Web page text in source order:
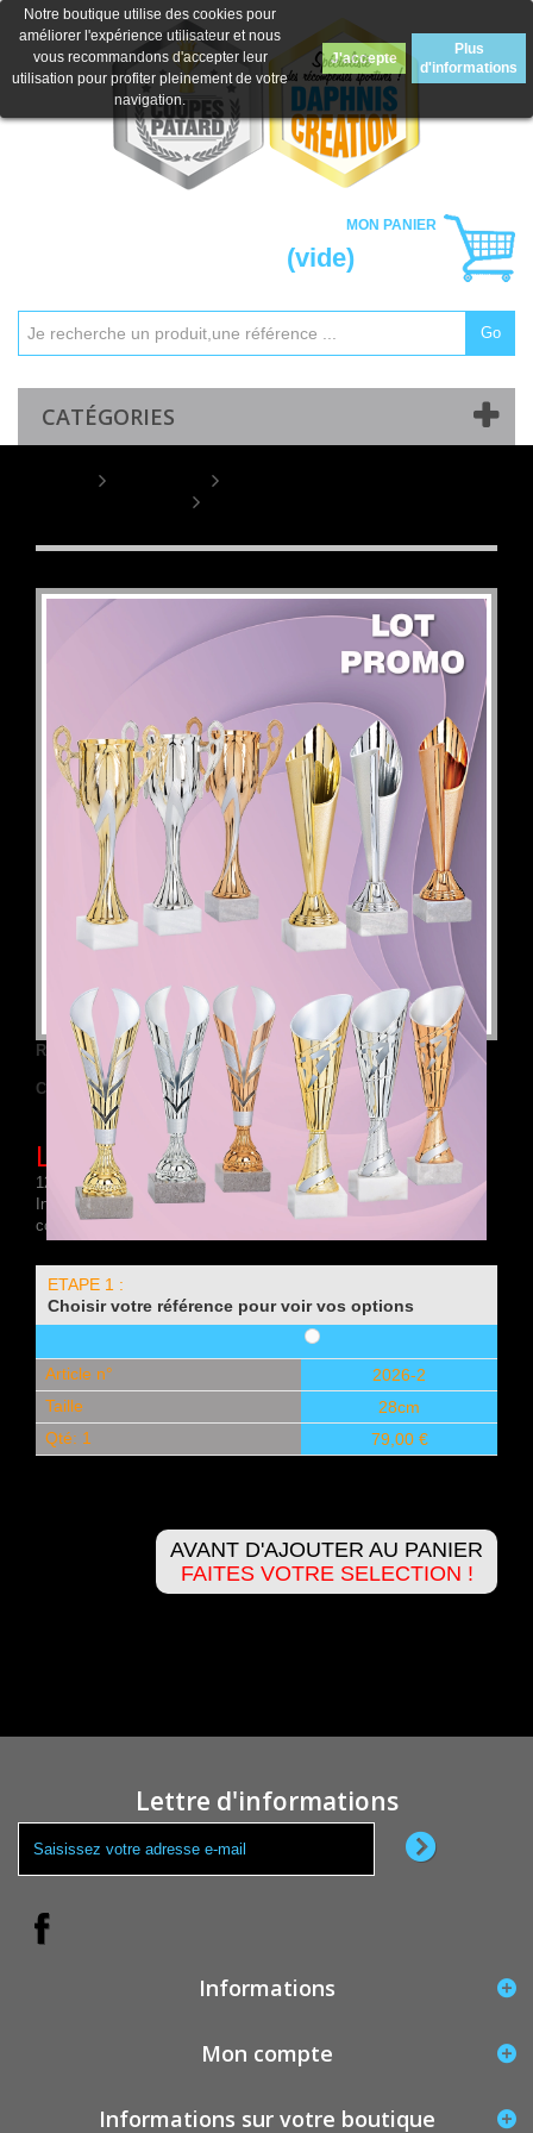
MON PANIER
(vide)
Go
CATÉGORIES
Notre boutique utilise des cookies pour
améliorer l'expérience utilisateur et nous
vous recommandons d'accepter leur
utilisation pour profiter pleinement de votre
navigation.
J'accepte
Plus
d'informations
Référence : 2026-2
Condition : Nouveau produit
Lot de 12 Coupes : 2026-2
12 COUPES - Hauteur Moyenne : 27,8 cm - Coupelle en métal -
Inter : matière synthétique - Base : marbre blanc - 4 séries de 3
coupes identiques en 3 finitions (or/argent/bronze)
ETAPE 1 :
Choisir votre référence pour voir vos options
Article n°
2026-2
Taille
28cm
Qté: 1
79,00 €
AVANT D'AJOUTER AU PANIER
FAITES VOTRE SELECTION !
Lettre d'informations
Informations
Mon compte
Informations sur votre boutique